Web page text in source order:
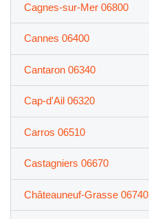
Cagnes-sur-Mer 06800
Cannes 06400
Cantaron 06340
Cap-d'Ail 06320
Carros 06510
Castagniers 06670
Châteauneuf-Grasse 06740